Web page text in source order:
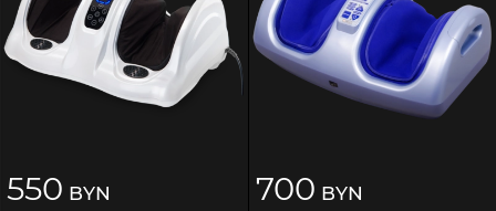
550 BYN 700 BYN